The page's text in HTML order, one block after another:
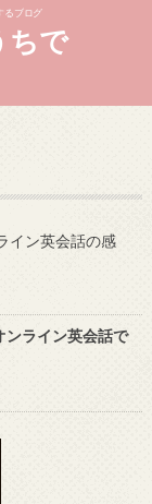
るブログ
ちで
イン英会話の感
ンライン英会話で